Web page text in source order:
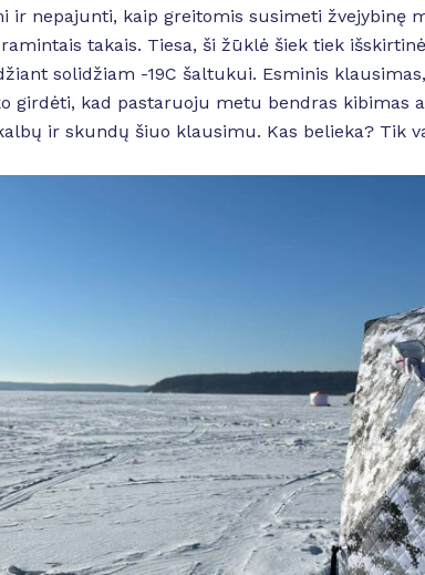
ir nepajunti, kaip greitomis susimeti žvejybinę
takais. Tiesa, ši žūklė šiek tiek
solidžiam -19C šaltukui. Esminis
girdėti, kad pastaruoju metu bendras kibimas
ir skundų šiuo klausimu. Kas belieka? Tik